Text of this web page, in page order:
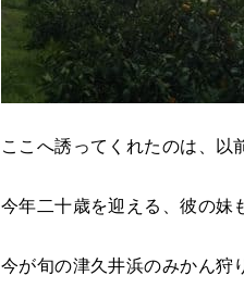
ここへ誘ってくれたのは、以
今年二十歳を迎える、彼の妹
今が旬の津久井浜のみかん狩